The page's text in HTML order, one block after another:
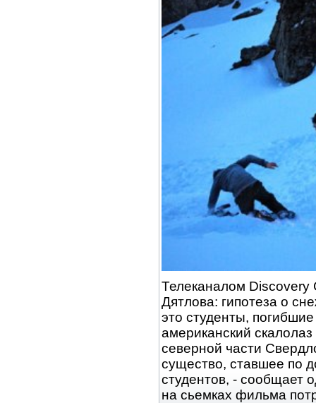
Телеканалом
Дятлова: гипотеза о
это студенты,
американский
северной части
существо, ставшее по
студентов, - сообщает
на сьемках фильма